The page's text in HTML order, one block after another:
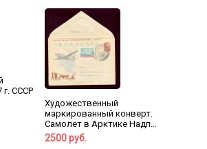
г. СССР
Художественный
маркированный конверт.
Самолет в Арктике Надп...
2500 руб.